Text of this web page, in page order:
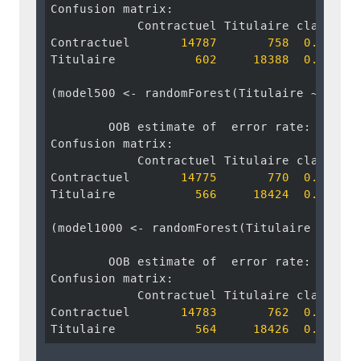
Confusion matrix:
Contractuel Titulaire
Contractuel 14787 758
Titulaire 602 18388
(model500 <- randomForest(Titulaire ~
        OOB estimate of  error rate:
Confusion matrix:
Contractuel Titulaire
Contractuel 14775 770
Titulaire 566 18424
(model1000 <- randomForest(Titulaire ~
        OOB estimate of  error rate:
Confusion matrix:
Contractuel Titulaire
Contractuel 14783 762
Titulaire 564 18426